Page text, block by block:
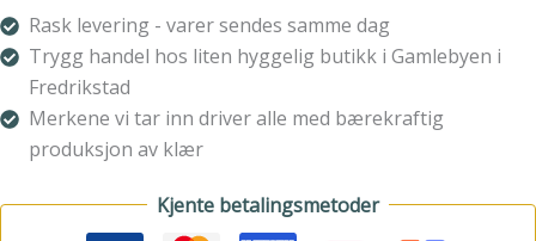
Rask levering - varer sendes samme dag
Trygg handel hos liten hyggelig butikk i Gamlebyen i
Fredrikstad
Merkene vi tar inn driver alle med bærekraftig
produksjon av klær
Kjente betalingsmetoder